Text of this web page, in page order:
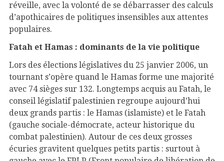
réveille, avec la volonté de se débarrasser des calculs
d’apothicaires de politiques insensibles aux attentes
populaires.
Fatah et Hamas : dominants de la vie politique
Lors des élections législatives du 25 janvier 2006, un
tournant s’opère quand le Hamas forme une majorité
avec 74 sièges sur 132. Longtemps acquis au Fatah, le
conseil législatif palestinien regroupe aujourd’hui
deux grands partis : le Hamas (islamiste) et le Fatah
(gauche sociale-démocrate, acteur historique du
combat palestinien). Autour de ces deux grosses
écuries gravitent quelques petits partis : surtout à